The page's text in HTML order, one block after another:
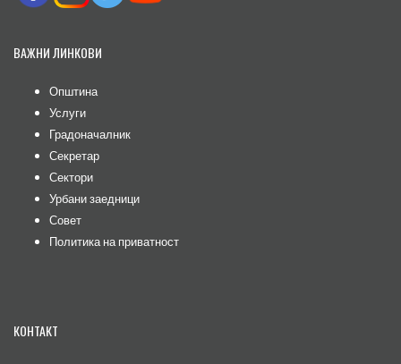
ВАЖНИ ЛИНКОВИ
Општина
Услуги
Градоначалник
Секретар
Сектори
Урбани заедници
Совет
Политика на приватност
КОНТАКТ